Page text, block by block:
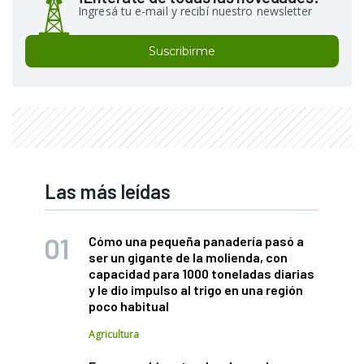
Ingresá tu e-mail y recibí nuestro newsletter
Suscribirme
Las más leídas
Cómo una pequeña panadería pasó a
ser un gigante de la molienda, con
capacidad para 1000 toneladas diarias
y le dio impulso al trigo en una región
poco habitual
Agricultura